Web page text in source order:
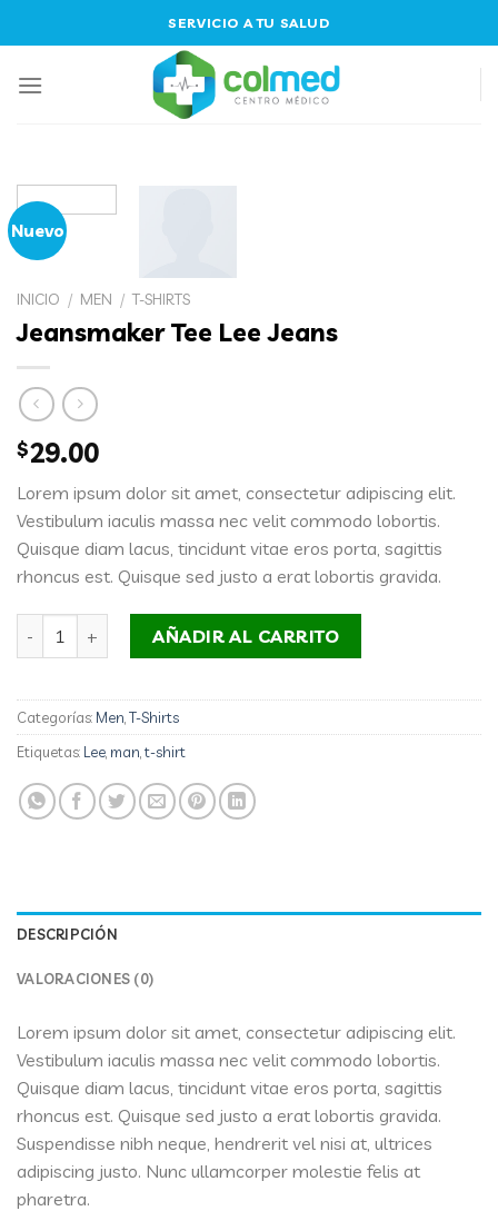
to
SERVICIO A TU SALUD
Nuevo
INICIO / MEN / T-SHIRTS
Jeansmaker Tee Lee Jeans
$29.00
Lorem ipsum dolor sit amet, consectetur adipiscing elit.
Vestibulum iaculis massa nec velit commodo lobortis.
Quisque diam lacus, tincidunt vitae eros porta, sagittis
rhoncus est. Quisque sed justo a erat lobortis gravida.
Jeansmaker Tee Lee Jeans cantidad
AÑADIR AL CARRITO
Categorías: Men T-Shirts
Etiquetas: Lee man t-shirt
DESCRIPCIÓN
VALORACIONES (0)
Lorem ipsum dolor sit amet, consectetur adipiscing elit.
Vestibulum iaculis massa nec velit commodo lobortis.
Quisque diam lacus, tincidunt vitae eros porta, sagittis
rhoncus est. Quisque sed justo a erat lobortis gravida.
Suspendisse nibh neque, hendrerit vel nisi at, ultrices
adipiscing justo. Nunc ullamcorper molestie felis at
pharetra.